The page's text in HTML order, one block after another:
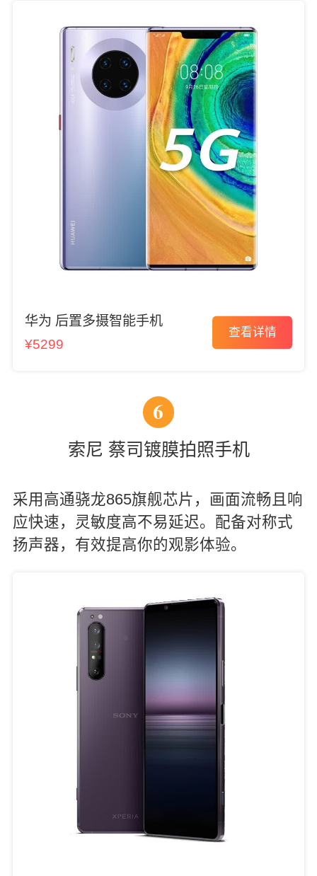
华为 后置多摄智能手机
¥5299
查看详情
6
索尼 蔡司镀膜拍照手机
采用高通骁龙865旗舰芯片，画面流畅且响
应快速，灵敏度高不易延迟。配备对称式
扬声器，有效提高你的观影体验。